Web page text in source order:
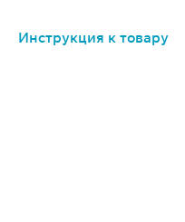
Инструкция к товару